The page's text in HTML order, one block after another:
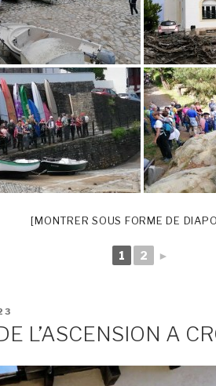
[MONTRER SOUS FORME DE
1 2 ►
L’ASCENSION A